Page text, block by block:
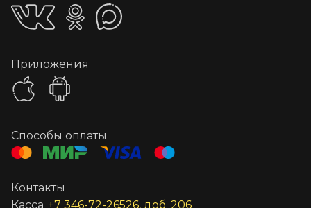
Приложения
Способы оплаты
Контакты
Касса +7 346-72-26526, доб. 206